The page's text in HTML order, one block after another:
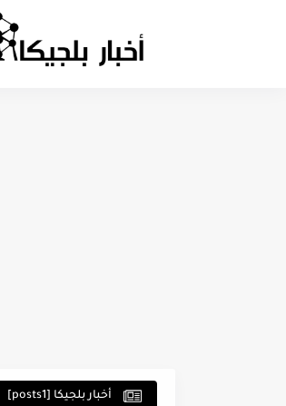
أخبار بلجيكا [posts1]